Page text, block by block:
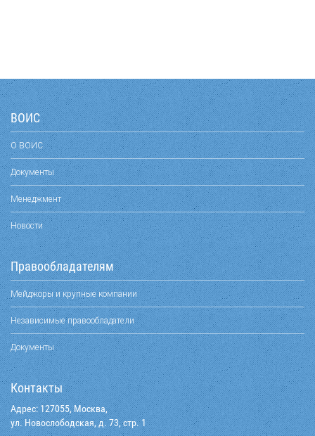
ВОИС
О ВОИС
Документы
Менеджмент
Новости
Правообладателям
Мейджоры и крупные компании
Независимые правообладатели
Документы
Контакты
Адрес: 127055, Москва,
ул. Новослободская, д. 73, стр. 1